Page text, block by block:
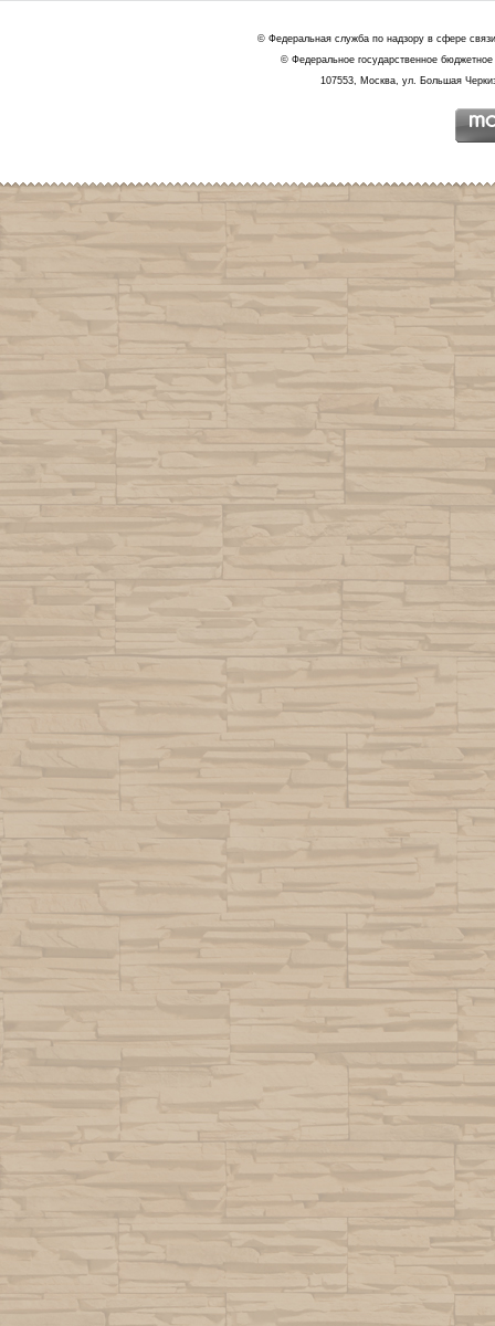
© Федеральная служба по надзору в сфере
© Федеральное государственное
107553, Москва, ул. Большая